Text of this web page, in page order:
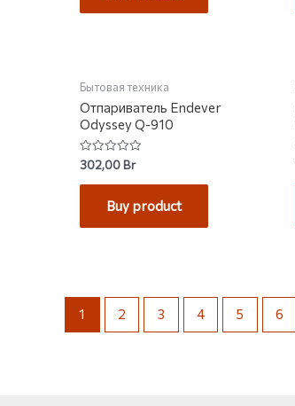
Бытовая техника
Отпариватель Endever
Odyssey Q-910
Rated
0
out
302,00Br
Buy product
1 2 3 4 5 6